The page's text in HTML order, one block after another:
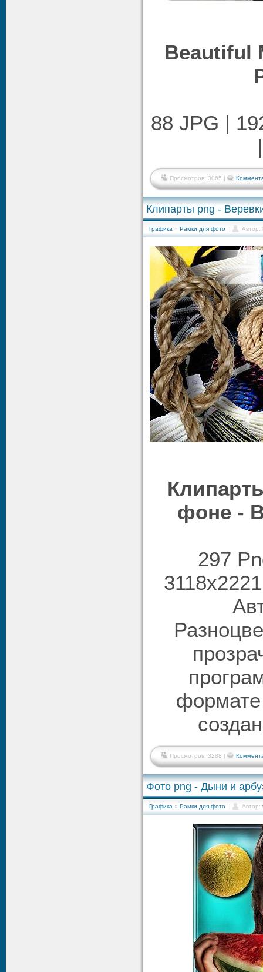
Beautiful
88 JPG |
Просмотров: 3065 |
Клипарты png -
Графика » Рамки для фото | Автор:
фоне -
297
формате
Просмотров: 3288 |
Фото png - Дыни и
Графика » Рамки для фото | Автор: